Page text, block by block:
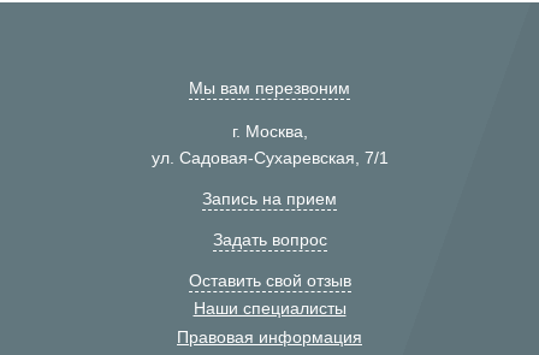
Мы вам перезвоним
г. Москва,
ул. Садовая-Сухаревская, 7/1
Запись на прием
Задать вопрос
Оставить свой отзыв
Наши специалисты
Правовая информация